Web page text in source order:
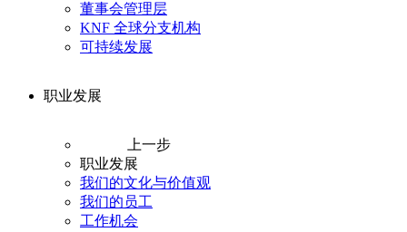
董事会管理层
KNF 全球分支机构
可持续发展
职业发展
上一步
职业发展
我们的文化与价值观
我们的员工
工作机会